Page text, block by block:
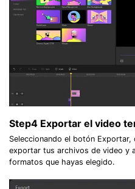
Step4 Exportar el video
Seleccionando el botón
exportar tus archivos de video y
formatos que hayas elegido.